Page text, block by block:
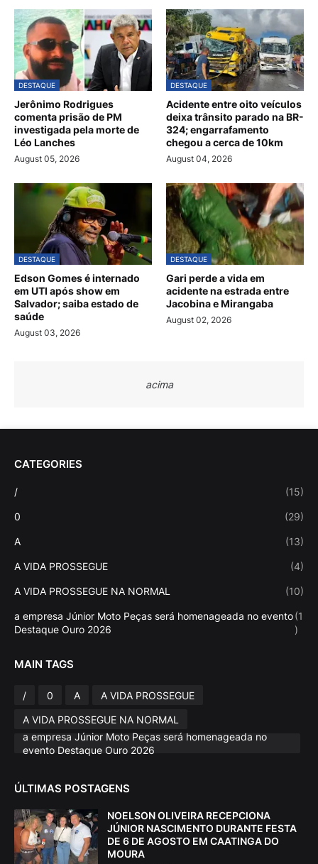
DESTAQUE
Jerônimo Rodrigues
comenta prisão de PM
investigada pela morte de
Léo Lanches
August 05, 2026
DESTAQUE
Acidente entre oito veículos
deixa trânsito parado na BR-
324; engarrafamento
chegou a cerca de 10km
August 04, 2026
DESTAQUE
Edson Gomes é internado
em UTI após show em
Salvador; saiba estado de
saúde
August 03, 2026
DESTAQUE
Gari perde a vida em
acidente na estrada entre
Jacobina e Mirangaba
August 02, 2026
acima
CATEGORIES
/ (15)
0 (29)
A (13)
A VIDA PROSSEGUE (4)
A VIDA PROSSEGUE NA NORMAL (10)
a empresa Júnior Moto Peças será homenageada no evento
Destaque Ouro 2026
(1
)
MAIN TAGS
/ 0 A
A VIDA PROSSEGUE
A VIDA PROSSEGUE NA NORMAL
a empresa Júnior Moto Peças será homenageada no
evento Destaque Ouro 2026
ÚLTIMAS POSTAGENS
NOELSON OLIVEIRA RECEPCIONA
JÚNIOR NASCIMENTO DURANTE FESTA
DE 6 DE AGOSTO EM CAATINGA DO
MOURA